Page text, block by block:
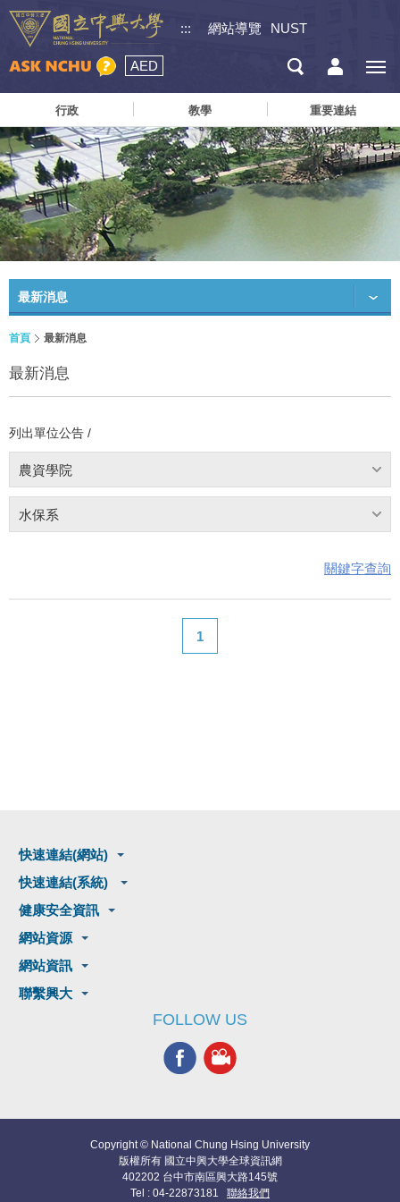
::: 網站導覽 NUST
AED
行政 教學 重要連結
最新消息
首頁 最新消息
最新消息
列出單位公告 /
農資學院
水保系
關鍵字查詢
1
快速連結(網站)
快速連結(系統)
健康安全資訊
網站資源
網站資訊
聯繫興大
FOLLOW US
Copyright © National Chung Hsing University
版權所有 國立中興大學全球資訊網
402202 台中市南區興大路145號
Tel : 04-22873181 聯絡我們